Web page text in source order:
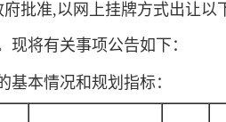
批准,以网上挂牌方式出让
现将有关事项公告如下：
基本情况和规划指标：